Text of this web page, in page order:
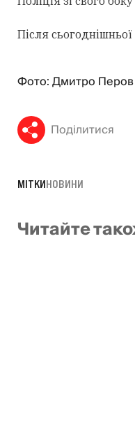
Після
Фото: Дмитро Перов
Поділитися
МІТКИНОВИНИ
Читайте